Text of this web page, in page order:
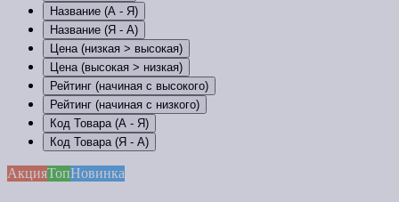
Название (А - Я)
Название (Я - А)
Цена (низкая > высокая)
Цена (высокая > низкая)
Рейтинг (начиная с высокого)
Рейтинг (начиная с низкого)
Код Товара (А - Я)
Код Товара (Я - А)
АкцияТопНовинка